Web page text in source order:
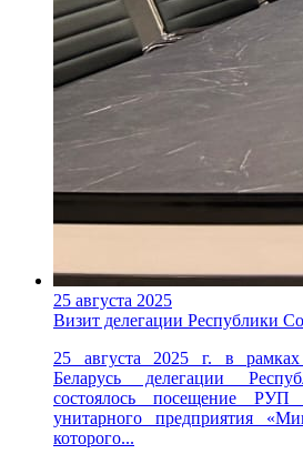
25 августа 2025
Визит делегации Республики
25 августа 2025 г. в
Беларусь делегации
состоялось посещение РУП
унитарного предприятия
которого...